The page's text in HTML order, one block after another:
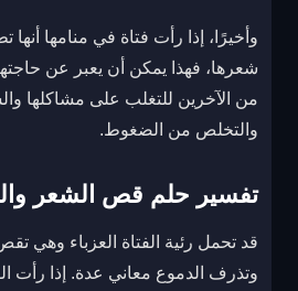
وأخيرًا، إذا رأت فتاة في منامها
شعرها، فهذا يمكن أن يعبر عن
من الآخرين للتغلب على مشاكلها
والتخلص من الضغوط.
تفسير حلم قص الشعر
قد تحمل رئية الفتاة العزباء وهي
وتذرف الدموع معاني عدة. إذا رأت